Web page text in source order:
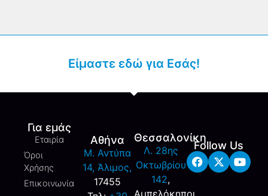
Είμαστε εδώ για Εσάς!
Για εμάς
Εταιρία
Όροι
Χρήσης
Επικοινωνία
Αθήνα
M. Αντύπα
14, Άλιμος,
17455
Θεσσαλονίκη
Λ. 28ης
Οκτωβρίου
142,
Follow Us